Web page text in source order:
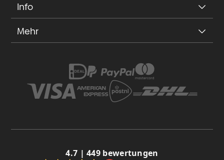
Info
Mehr
4.7 | 449 bewertungen